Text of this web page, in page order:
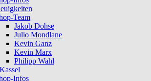
Team
Jakob Dohse
Julio Mondlane
Kevin Ganz
Kevin Marx
Philipp Wahl
Infos